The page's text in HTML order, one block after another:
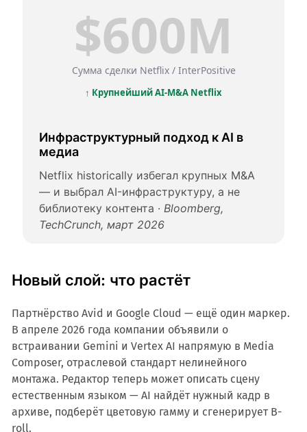
$600M
Сумма сделки Netflix / InterPositive
↑ Крупнейший AI-M&A Netflix
Инфраструктурный подход к AI в
медиа
Netflix historically избегал крупных M&A
— и выбрал AI-инфраструктуру, а не
библиотеку контента · Bloomberg,
TechCrunch, март 2026
Новый слой: что растёт
Партнёрство Avid и Google Cloud — ещё один маркер.
В апреле 2026 года компании объявили о
встраивании Gemini и Vertex AI напрямую в Media
Composer, отраслевой стандарт нелинейного
монтажа. Редактор теперь может описать сцену
естественным языком — AI найдёт нужный кадр в
архиве, подберёт цветовую гамму и сгенерирует B-
roll.